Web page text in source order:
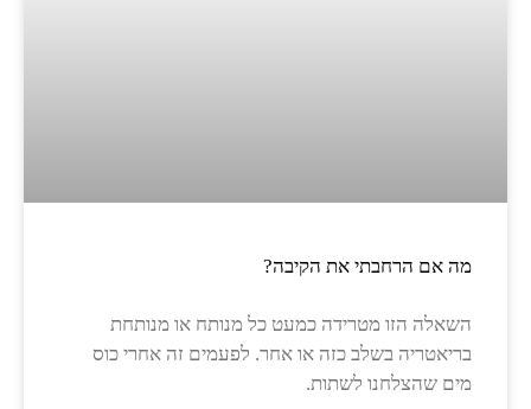
מה אם הרחבתי את הקיבה?
השאלה הזו מטרידה כמעט כל מנותח או מנותחת
בריאטריה בשלב כזה או אחר. לפעמים זה אחרי כוס
מים שהצלחנו לשתות.